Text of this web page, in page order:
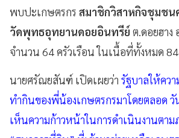
พบปะเกษตรกร สมาชิกวิสาหกิจชุมชน
วัดพุทธอุทยานดอยอินทรีย์ ต.ดอยฮาง
จำนวน 64 ครัวเรือน ในเนื้อที่ทั้งหมด
นายศรัณยสันฑ์ เปิดเผยว่า รัฐบาลให้ค
ทำกินของพี่น้องเกษตรกรมาโดยตลอด
เห็นความก้าวหน้าในการดำเนินงานตาม